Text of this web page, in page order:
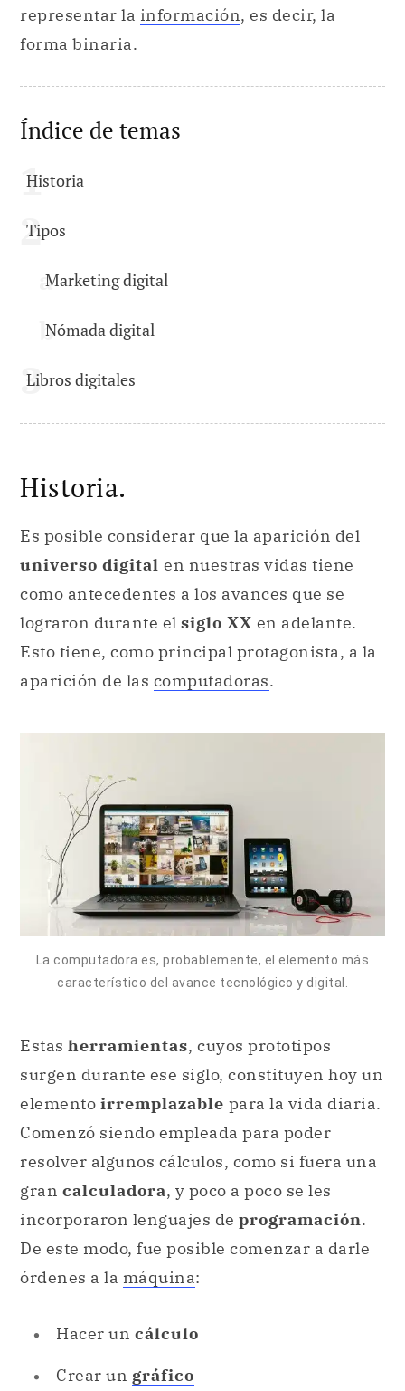
representar la información, es decir, la
forma binaria.
Índice de temas
Historia
Tipos
Marketing digital
Nómada digital
Libros digitales
Historia.
Es posible considerar que la aparición del
universo digital en nuestras vidas tiene
como antecedentes a los avances que se
lograron durante el siglo XX en adelante.
Esto tiene, como principal protagonista, a la
aparición de las computadoras.
La computadora es, probablemente, el elemento más
característico del avance tecnológico y digital.
Estas herramientas, cuyos prototipos
surgen durante ese siglo, constituyen hoy un
elemento irremplazable para la vida diaria.
Comenzó siendo empleada para poder
resolver algunos cálculos, como si fuera una
gran calculadora, y poco a poco se les
incorporaron lenguajes de programación.
De este modo, fue posible comenzar a darle
órdenes a la máquina:
Hacer un cálculo
Crear un gráfico